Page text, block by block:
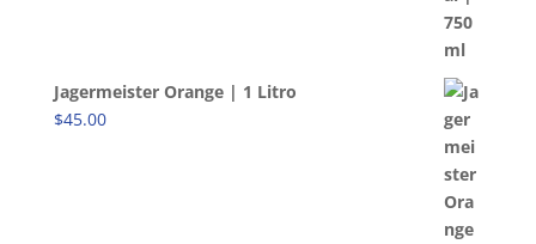
Jagermeister Orange | 1 Litro
$45.00